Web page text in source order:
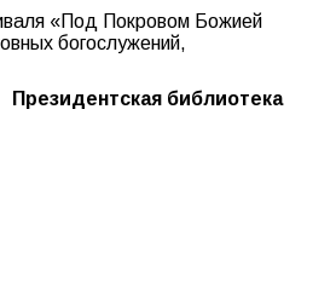
«Под Покровом Божией
богослужений,
Президентская библиотека